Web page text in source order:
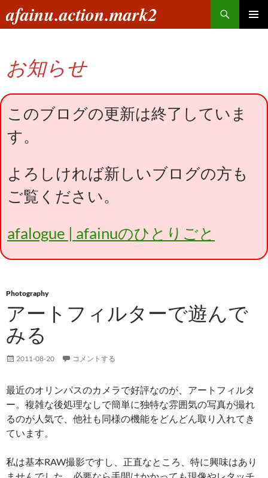
ン
へ
ス
キ
プ
afainu.action.mark2
索
お知らせ
このブログの更新は終了していま
す。
よろしければ新しいブログの方も
ご覧ください。
afalogue | afainuのひとりごと
Photography
アートフィルターで遊んで
みる
2011-08-20 コメントする
最近のオリンパスのカメラで好評なのが、アートフィルタ
ー。複雑な後処理なしで簡単に独特な雰囲気の写真が撮れ
るのが人気で、他社も同様の機能をどんどん取り入れてき
ています。
私は基本RAW撮影ですし、正直なところ、特に興味はあり